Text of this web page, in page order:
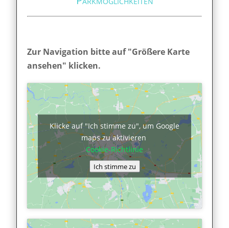
Zur Navigation bitte auf "Größere Karte
ansehen" klicken.
Klicke auf "Ich stimme zu", um Google
maps zu aktivieren
Cookie-Richtlinie
Ich stimme zu